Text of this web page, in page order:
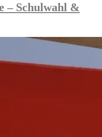
– Schulwahl &